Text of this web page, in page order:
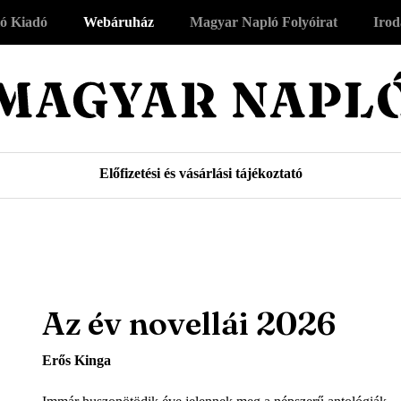
Kiadó Webáruház
Előfizetési és vásárlási tájékoztató
Magyar Napló Folyóirat
Az év novellái 2026
Erős Kinga